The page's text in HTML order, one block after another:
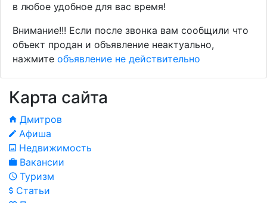
в любое удобное для вас время!
Внимание!!! Если после звонка вам сообщили что
объект продан и объявление неактуально,
нажмите объявление не действительно
Карта сайта
Дмитров
Афиша
Недвижимость
Вакансии
Туризм
Статьи